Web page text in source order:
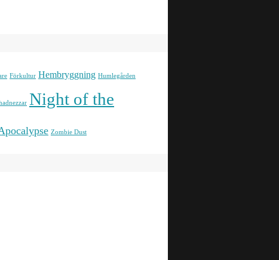
Förkultur Hembryggning Humlegården
Night of the
Zombie Dust